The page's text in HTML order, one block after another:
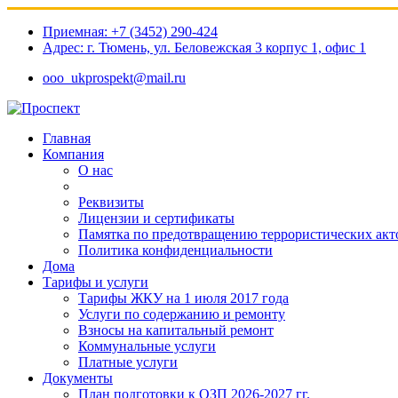
Приемная: +7 (3452) 290-424
Адрес: г. Тюмень, ул. Беловежская 3 корпус 1, офис 1​
ooo_ukprospekt@mail.ru
Главная
Компания
О нас
Реквизиты
Лицензии и сертификаты
Памятка по предотвращению террористических
Политика конфиденциальности
Дома
Тарифы и услуги
Тарифы ЖКУ на 1 июля 2017 года
Услуги по содержанию и ремонту
Взносы на капитальный ремонт
Коммунальные услуги
Платные услуги
Документы
План подготовки к ОЗП 2026-2027 гг.